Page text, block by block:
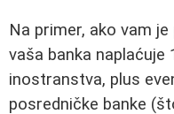
Na primer, ako vam
vaša banka naplaćuje
inostranstva, plus
posredničke banke